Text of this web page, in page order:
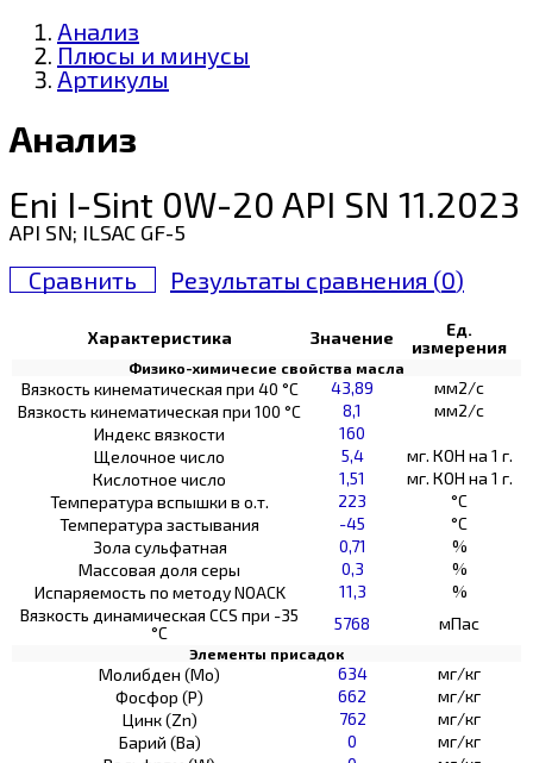
Анализ
Плюсы и минусы
Артикулы
Анализ
Eni I-Sint 0W-20 API SN 11.2023
API SN; ILSAC GF-5
Сравнить Результаты сравнения (0)
Характеристика Значение
Ед.
измерения
Физико-химичесие свойства масла
Вязкость кинематическая при 40 °С 43,89
мм2/с
Вязкость кинематическая при 100 °С
8,1
мм2/с
Индекс вязкости
160
Щелочное число
5,4
мг. КОН на 1 г.
Кислотное число
1,51
мг. КОН на 1 г.
Температура вспышки в о.т.
223
°C
Температура застывания
-45
°C
Зола сульфатная
0,71
%
Массовая доля серы
0,3
%
Испаряемость по методу NOACK
11,3
%
Вязкость динамическая CCS при -35
°С
5768 мПас
Элементы присадок
Молибден (Мо) 634
мг/кг
Фосфор (Р)
662
мг/кг
Цинк (Zn)
762
мг/кг
Барий (Ва)
0
мг/кг